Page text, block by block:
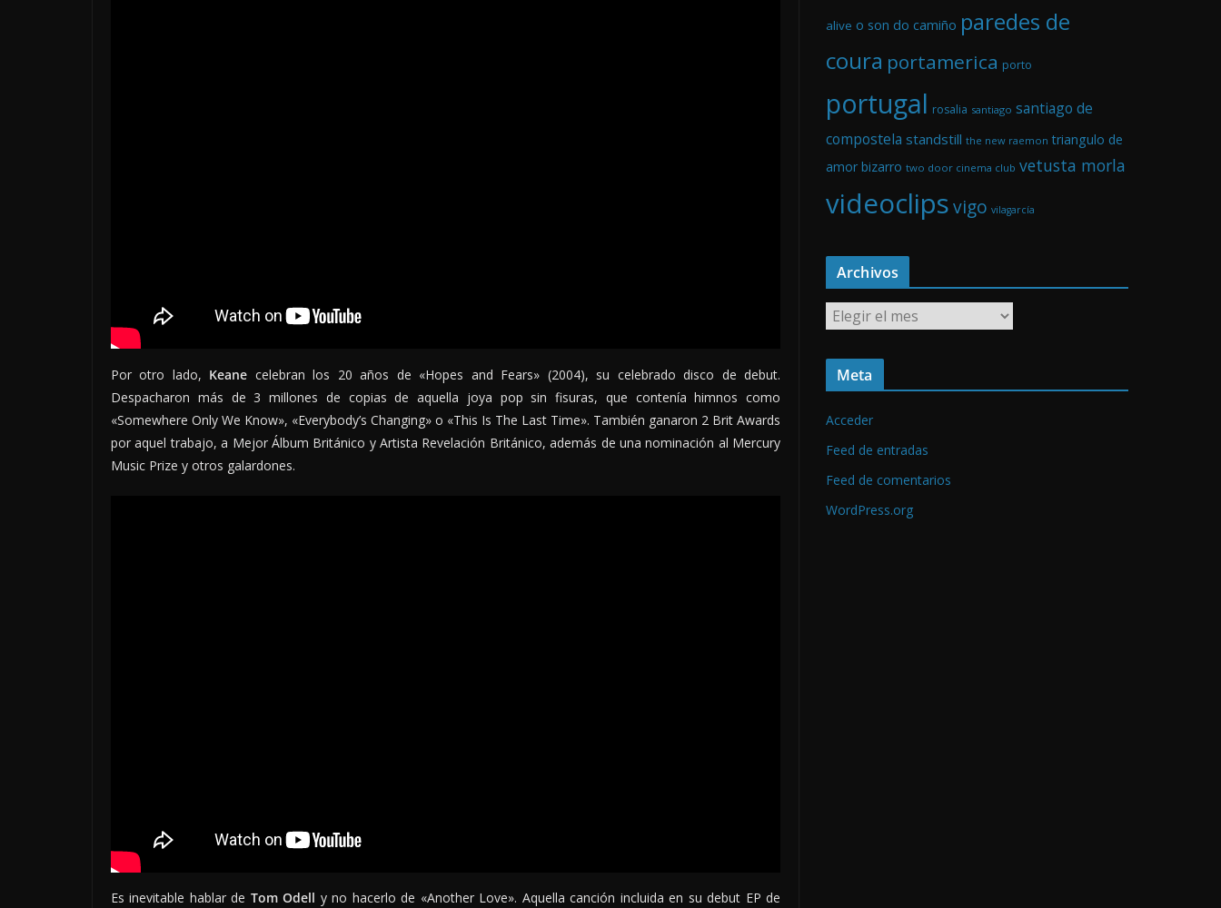
Por otro lado, Keane celebran los 20 años de «Hopes and Fears» (2004), su celebrado disco de debut.
Despacharon más de 3 millones de copias de aquella joya pop sin fisuras, que contenía himnos como
«Somewhere Only We Know», «Everybody’s Changing» o «This Is The Last Time». También ganaron 2 Brit Awards
por aquel trabajo, a Mejor Álbum Británico y Artista Revelación Británico, además de una nominación al Mercury
Music Prize y otros galardones.
Es inevitable hablar de Tom Odell y no hacerlo de «Another Love». Aquella canción incluida en su debut EP de
alive o son do camiño paredes de
coura portamerica porto
portugal rosalia santiago santiago de
compostela standstill the new raemon triangulo de
amor bizarro two door cinema club vetusta morla
videoclipsvigo vilagarcía
Archivos
c
v
o
s
Meta
Acceder
Feed de entradas
Feed de comentarios
WordPress.org